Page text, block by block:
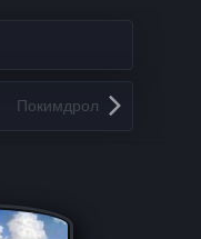
Покимдрол